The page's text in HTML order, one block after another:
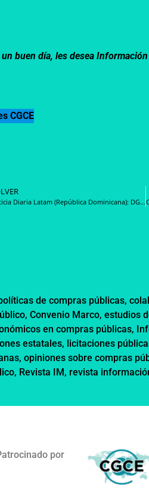
buen día, les desea
CGCE
Noticia Diaria Latam (República Dominicana): DGCP respalda proyecto de ley aprobado en el Senado y dice estar lista para su implementación
de compras públicas,
, Convenio Marco, estudios
en compras públicas,
estatales, licitaciones
, opiniones sobre compras
, Revista IM, revista
por